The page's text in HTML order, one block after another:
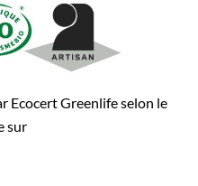
Ecocert Greenlife selon le
sur